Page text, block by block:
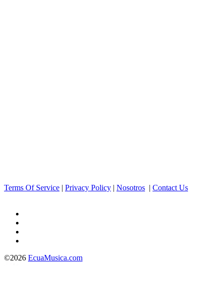
Terms Of Service | Privacy Policy | Nosotros | Contact Us
©2026 EcuaMusica.com